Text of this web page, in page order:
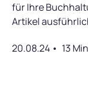
für Ihre
Artikel
20.08.24 13